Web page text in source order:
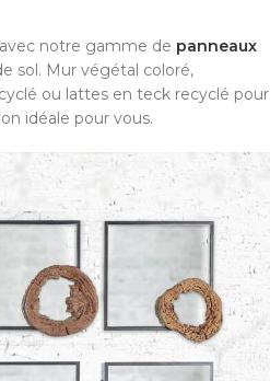
notre gamme de panneaux
sol. Mur végétal coloré,
ou lattes en teck recyclé pour
idéale pour vous.